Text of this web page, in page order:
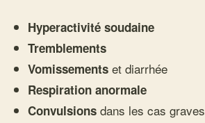
Hyperactivité soudaine
Tremblements
Vomissements et diarrhée
Respiration anormale
Convulsions dans les cas graves